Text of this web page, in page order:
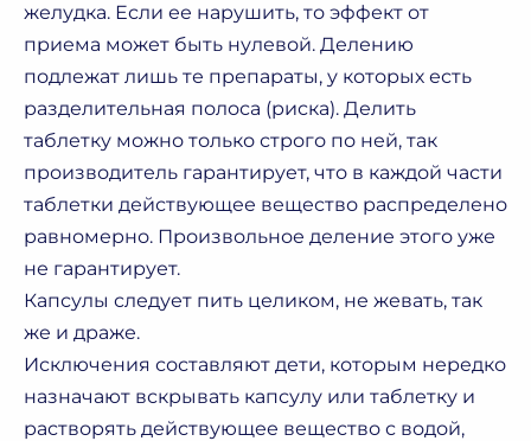
желудка. Если ее нарушить, то эффект от
приема может быть нулевой. Делению
подлежат лишь те препараты, у которых есть
разделительная полоса (риска). Делить
таблетку можно только строго по ней, так
производитель гарантирует, что в каждой части
таблетки действующее вещество распределено
равномерно. Произвольное деление этого уже
не гарантирует.
Капсулы следует пить целиком, не жевать, так
же и драже.
Исключения составляют дети, которым нередко
назначают вскрывать капсулу или таблетку и
растворять действующее вещество с водой,